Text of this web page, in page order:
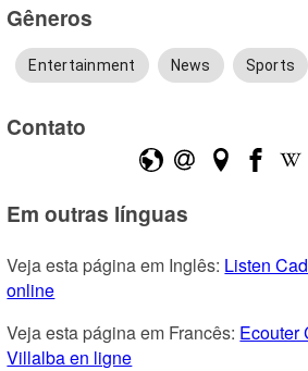
Gêneros
Entertainment News Sports
Contato
Em outras línguas
Veja esta página em Inglês: Listen
online
Veja esta página em Francês: Ecouter
Villalba en ligne